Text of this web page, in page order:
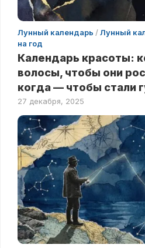
Лунный календарь /Лунный
на год
Календарь красоты:
волосы, чтобы они
когда — чтобы стали
27 декабря, 2025